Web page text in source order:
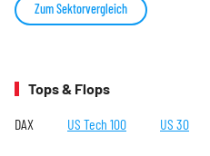
Zum Sektorvergleich
Tops & Flops
DAX US Tech 100 US 30